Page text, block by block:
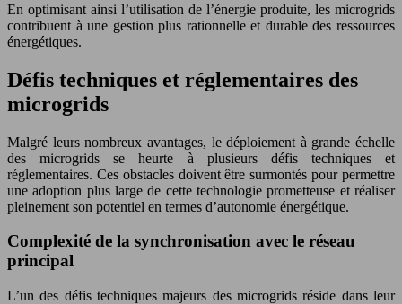
En optimisant ainsi l’utilisation de l’énergie produite, les microgrids
contribuent à une gestion plus rationnelle et durable des ressources
énergétiques.
Défis techniques et réglementaires des
microgrids
Malgré leurs nombreux avantages, le déploiement à grande échelle
des microgrids se heurte à plusieurs défis techniques et
réglementaires. Ces obstacles doivent être surmontés pour permettre
une adoption plus large de cette technologie prometteuse et réaliser
pleinement son potentiel en termes d’autonomie énergétique.
Complexité de la synchronisation avec le réseau
principal
L’un des défis techniques majeurs des microgrids réside dans leur